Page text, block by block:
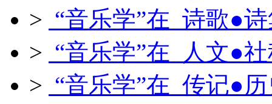
> “音乐学”在 诗歌●
> “音乐学”在 人文●
> “音乐学”在 传记●